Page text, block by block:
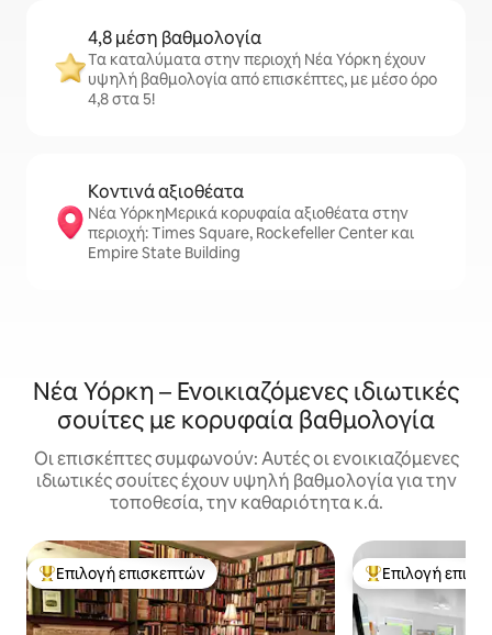
4,8 μέση βαθμολογία
Τα καταλύματα στην περιοχή Νέα Υόρκη έχουν
υψηλή βαθμολογία από επισκέπτες, με μέσο όρο
4,8 στα 5!
Κοντινά αξιοθέατα
Νέα ΥόρκηΜερικά κορυφαία αξιοθέατα στην
περιοχή: Times Square, Rockefeller Center και
Empire State Building
Νέα Υόρκη – Ενοικιαζόμενες ιδιωτικές
σουίτες με κορυφαία βαθμολογία
Οι επισκέπτες συμφωνούν: Αυτές οι ενοικιαζόμενες
ιδιωτικές σουίτες έχουν υψηλή βαθμολογία για την
τοποθεσία, την καθαριότητα κ.ά.
Κορυφαία επιλογή επισκεπτών
Επιλογή επισκεπτών Κορυφαία
Επιλογή